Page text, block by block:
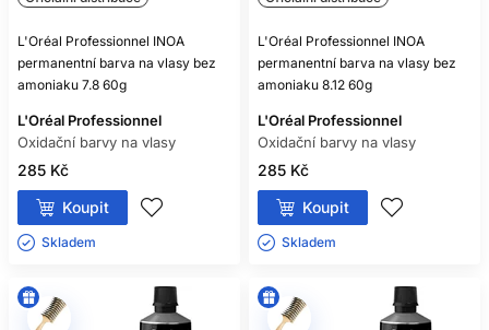
L'Oréal Professionnel INOA
permanentní barva na vlasy bez
amoniaku 7.8 60g
L'Oréal Professionnel
Oxidační barvy na vlasy
285 Kč
Koupit
Skladem ㅤ
L'Oréal Professionnel INOA
permanentní barva na vlasy bez
amoniaku 8.12 60g
L'Oréal Professionnel
Oxidační barvy na vlasy
285 Kč
Koupit
Skladem ㅤ